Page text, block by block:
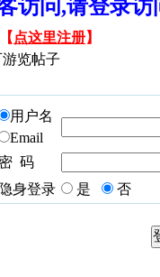
访问,请登录
【 点这里注册】
览帖子
用户名
Email
密 码
隐身登录
是 否